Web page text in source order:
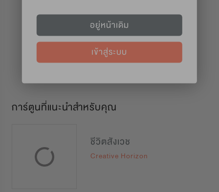
ทุก 2 สัปดาห์ (วันศุกร์)
การ์ตูนที่แนะนำสำหรับคุณ
ชีวิตสังเวช
Creative Horizon
อยู่หน้าเดิม
เข้าสู่ระบบ